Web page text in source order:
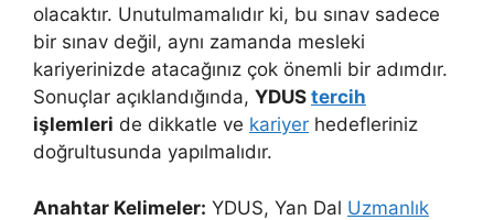
olacaktır. Unutulmamalıdır ki, bu sınav sadece
bir sınav değil, aynı zamanda mesleki
kariyerinizde atacağınız çok önemli bir adımdır.
Sonuçlar açıklandığında, YDUS tercih
işlemleri de dikkatle ve kariyer hedefleriniz
doğrultusunda yapılmalıdır.
Anahtar Kelimeler: YDUS, Yan Dal Uzmanlık